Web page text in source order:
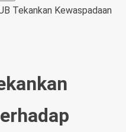
Tekankan Kewaspadaan